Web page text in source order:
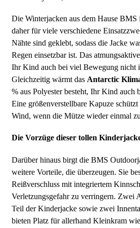
Die Winterjacken aus dem Hause
daher für viele verschiedene
Nähte sind geklebt, sodass die Jacke
Regen einsetzbar ist. Das
Ihr Kind auch bei viel Bewegung nicht
Gleichzeitig wärmt das Antarctic
% aus Polyester besteht, Ihr Kind auch
Eine größenverstellbare Kapuze
Wind, wenn die Mütze wieder einmal
Die Vorzüge dieser tollen
Darüber hinaus birgt die BMS
weitere Vorteile, die überzeugen. Sie
Reißverschluss mit integriertem
Verletzungsgefahr zu verringern. Zwei
Teil der Kinderjacke sowie zwei
bieten Platz für allerhand Kleinkram